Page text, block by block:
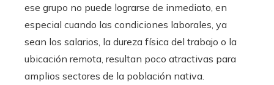
ese grupo no puede lograrse de inmediato, en
especial cuando las condiciones laborales, ya
sean los salarios, la dureza física del trabajo o la
ubicación remota, resultan poco atractivas para
amplios sectores de la población nativa.